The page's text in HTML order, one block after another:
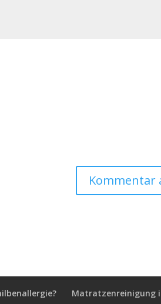
Matratzenreinigung